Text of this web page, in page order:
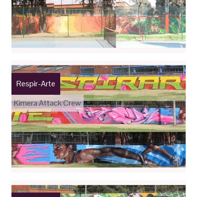
Respir-Arte
Kimera Attack Crew